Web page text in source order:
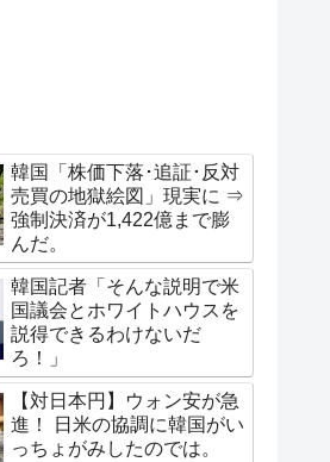
韓国「株価下落･追証･反対
売買の地獄絵図」現実に ⇒
強制決済が1,422億まで膨
んだ。
韓国記者「そんな説明で米
国議会とホワイトハウスを
説得できるわけないだ
ろ！」
【対日本円】ウォン安が急
進！ 日米の協調に韓国がい
っちょがみしたのでは。